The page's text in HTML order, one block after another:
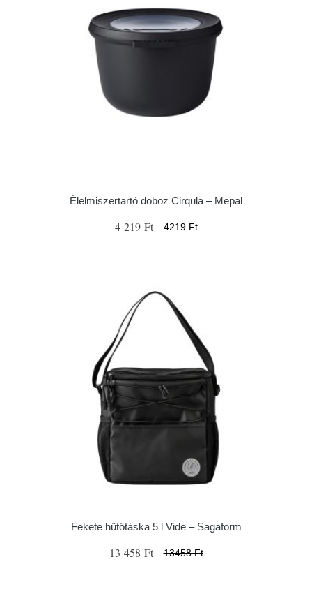
Élelmiszertartó doboz Cirqula – Mepal
4 219 Ft 4219 Ft
Fekete hűtőtáska 5 l Vide – Sagaform
13 458 Ft 13458 Ft